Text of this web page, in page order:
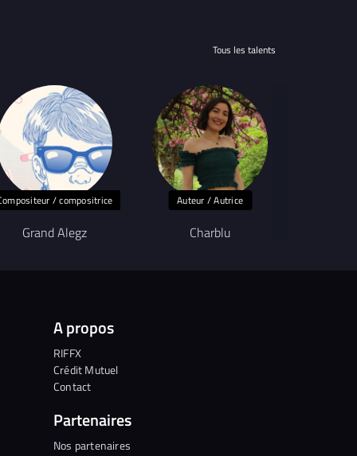
Tous les talents
/ compositrice
Grand Alegz
Auteur / Autrice
Charblu
A propos
RIFFX
Crédit Mutuel
Contact
Partenaires
Nos partenaires